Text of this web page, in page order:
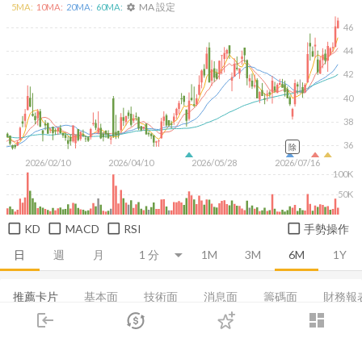
login dashboard
市場 登入
日 週 月 1M 3M 6M 1Y
2026/02/10 2026/04/10 2026/05/28 2026/07/16
36
38
40
42
44
46
50K
100K
5MA: 10MA: 20MA: 60MA: settings MA 設定
除
KD MACD RSI 手勢操作
推薦卡片 基本面 技術面 消息面 籌碼面 財務報
集保分布 基本概況